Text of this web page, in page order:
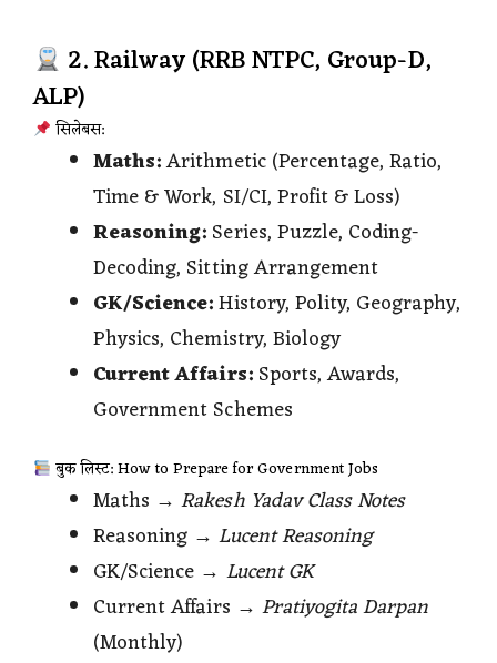
2. Railway (RRB NTPC, Group-D,
ALP)
सिलेबस:
Maths:Arithmetic (Percentage, Ratio,
Time & Work, SI/CI, Profit & Loss)
Reasoning:Series, Puzzle, Coding-
Decoding, Sitting Arrangement
GK/Science:History, Polity, Geography,
Physics, Chemistry, Biology
Current Affairs:Sports, Awards,
Government Schemes
बुक लिस्ट: How to Prepare for Government Jobs
Maths →Rakesh Yadav Class Notes
Reasoning →Lucent Reasoning
GK/Science → Lucent GK
Current Affairs → Pratiyogita Darpan
(Monthly)